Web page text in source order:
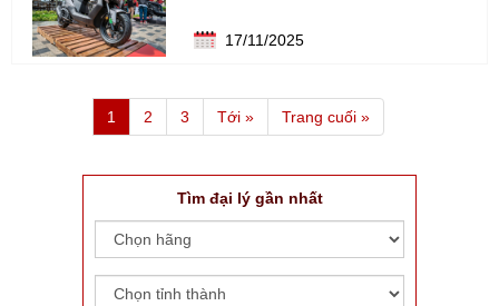
17/11/2025
1 2 3 Tới » Trang cuối »
Tìm đại lý gần nhất